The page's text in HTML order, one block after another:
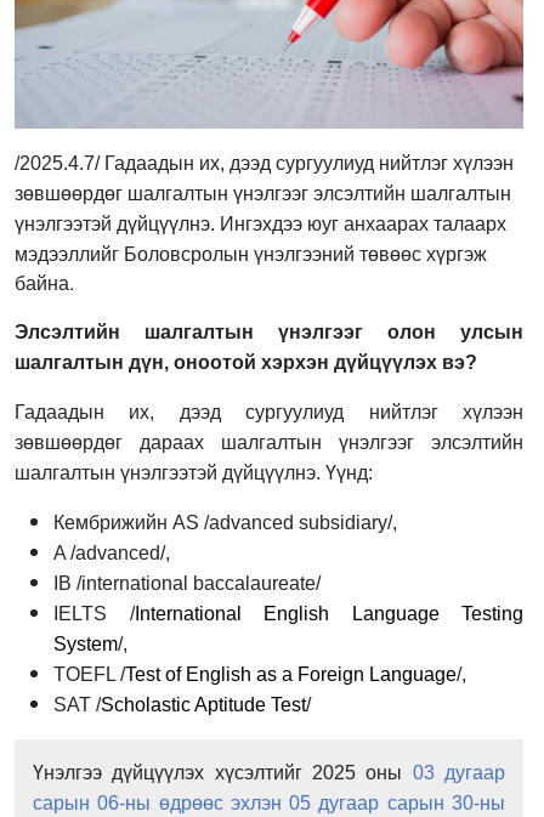
/2025.4.7/ Гадаадын их, дээд сургуулиуд нийтлэг хүлээн
зөвшөөрдөг шалгалтын үнэлгээг элсэлтийн шалгалтын
үнэлгээтэй дүйцүүлнэ. Ингэхдээ юуг анхаарах талаарх
мэдээллийг Боловсролын үнэлгээний төвөөс хүргэж
байна.
Элсэлтийн шалгалтын үнэлгээг олон улсын
шалгалтын дүн, оноотой хэрхэн дүйцүүлэх вэ?
Гадаадын их, дээд сургуулиуд нийтлэг хүлээн
зөвшөөрдөг дараах шалгалтын үнэлгээг элсэлтийн
шалгалтын үнэлгээтэй дүйцүүлнэ. Үүнд:
Кембрижийн АS /advanced subsidiary/,
A /advanced/,
IB /international baccalaureate/
IELTS /International English Language Testing
System/,
TOEFL /Test of English as a Foreign Language/,
SAT /Scholastic Aptitude Test/
Үнэлгээ дүйцүүлэх хүсэлтийг 2025 оны 03 дугаар
сарын 06-ны өдрөөс эхлэн 05 дугаар сарын 30-ны